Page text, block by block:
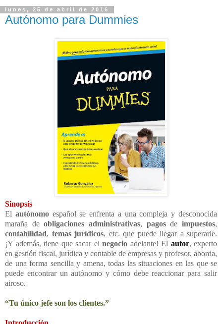
lunes, 25 de abril de 2016
Autónomo para Dummies
Sinopsis
El autónomoespañol se enfrenta a una compleja y desconocida
maraña deobligaciones administrativas, pagosdeimpuestos,
contabilidad, temas jurídicos, etc. que puede llegar a superarle.
¡Y además, tiene que sacar el negocio adelante! El autor, experto
en gestión fiscal, jurídica y contable de empresas y profesor, aborda,
de una forma sencilla y amena, todas las situaciones en las que se
puede encontrar un autónomo y cómo debe reaccionar para salir
airoso.
“Tu único jefe son los clientes.”